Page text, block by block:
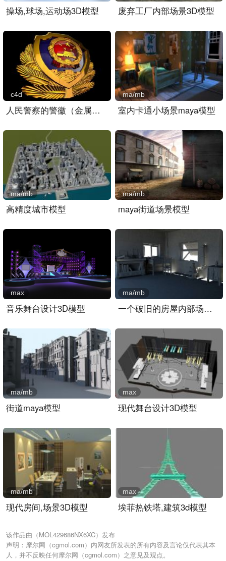
操场,球场,运动场3D模型 废弃工厂内部场景3D模型
人民警察的警徽（金属材质）..
c4d
室内卡通小场景maya模型
ma/mb
高精度城市模型
ma/mb
maya街道场景模型
ma/mb
音乐舞台设计3D模型
max
一个破旧的房屋内部场景ma..
ma/mb
街道maya模型
ma/mb
现代舞台设计3D模型
max
现代房间,场景3D模型
ma/mb
埃菲热铁塔,建筑3d模型
max
该作品由（MOL429686NX6XC）发布
声明：摩尔网（cgmol.com）内网友所发表的所有内容及言论仅代表其本
人，并不反映任何摩尔网（cgmol.com）之意见及观点。